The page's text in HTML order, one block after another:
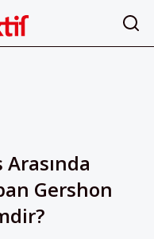
Gershon